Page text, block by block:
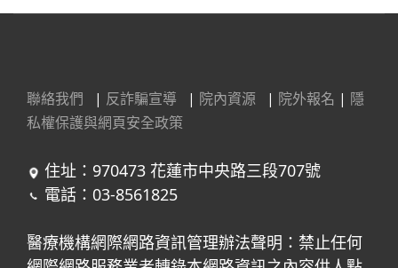
聯絡我們 | 反詐騙宣導 | 院內資源 | 院外報名 | 隱
私權保護與網頁安全政策
住址：970473 花蓮市中央路三段707號
電話：03-8561825
醫療機構網際網路資訊管理辦法聲明：禁止任何